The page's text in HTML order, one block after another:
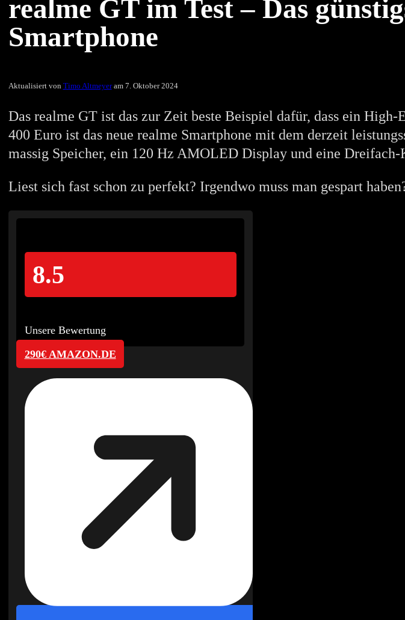
realme GT im Test – Das
Smartphone
Aktualisiert von Timo Altmeyeram 7. Oktober 2024
Das realme GT ist das zur Zeit beste Beispiel dafür, dass ein
400 Euro ist das neue realme Smartphone mit dem derzeit
massig Speicher, ein 120 Hz AMOLED Display und eine Dreifach-
Liest sich fast schon zu perfekt? Irgendwo muss man gespart
8.5
Unsere Bewertung
290€ AMAZON.DE